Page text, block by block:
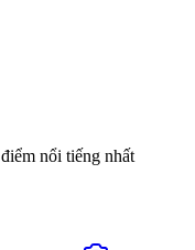
nổi tiếng nhất